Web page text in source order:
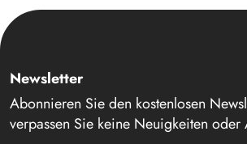
Newsletter
Abonnieren Sie den kostenlosen
verpassen Sie keine Neuigkeiten oder